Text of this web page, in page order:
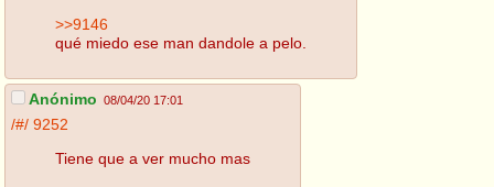
>>9146
qué miedo ese man dandole a pelo.
Anónimo 08/04/20 17:01
/#/ 9252
Tiene que a ver mucho mas